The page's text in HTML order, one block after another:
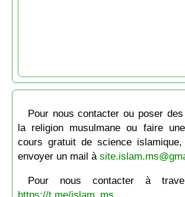
Pour nous contacter ou poser
la religion musulmane ou faire
cours gratuit de science
envoyer un mail à
Pour nous contacter à
https://t.me/islam_ms